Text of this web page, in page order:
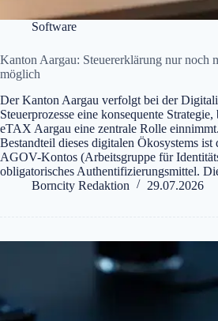
Software
Kanton Aargau: Steuererklärung nur
möglich
Der Kanton Aargau verfolgt bei der
Steuerprozesse eine konsequente
eTAX Aargau eine zentrale Rolle
Bestandteil dieses digitalen Ökosystems ist
AGOV-Kontos (Arbeitsgruppe für
obligatorisches Authentifizierungsmittel.
Borncity Redaktion
29.07.2026